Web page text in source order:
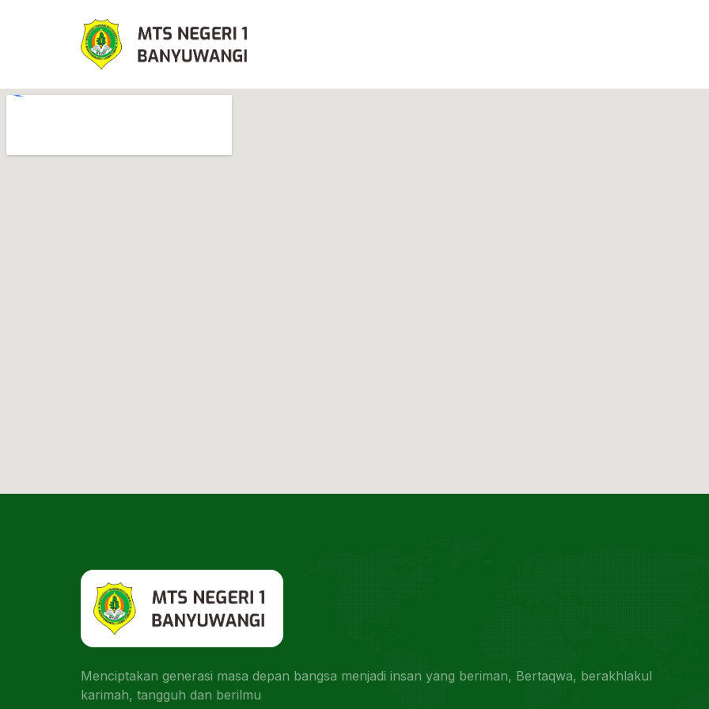
Menciptakan generasi masa depan bangsa menjadi insan yang beriman, Bertaqwa, berakhlakul
karimah, tangguh dan berilmu